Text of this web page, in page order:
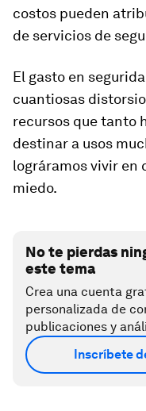
costos pueden
de servicios de
El gasto en
cuantiosas
recursos que tanto
destinar a usos
lográramos vivir en
miedo.
No te pierdas
este tema
Crea una cuenta
personalizada de
publicaciones y
Inscríbete